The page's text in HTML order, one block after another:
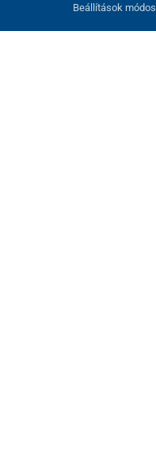
Beállítások